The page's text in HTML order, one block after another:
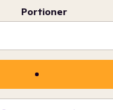
Portioner